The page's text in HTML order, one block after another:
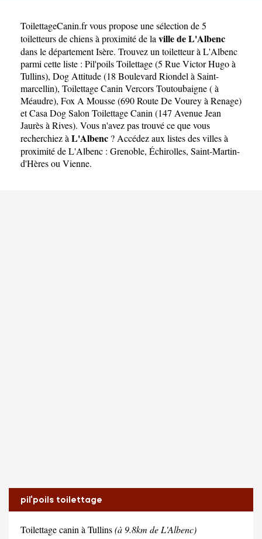
ToilettageCanin.frvous propose une sélection de 5
toiletteurs de chiens à proximité de la ville de L'Albenc
dans le départementIsère. Trouvez un toiletteur à L'Albenc
parmi cette liste : Pil'poils Toilettage (5 Rue Victor Hugo à
Tullins), Dog Attitude (18 Boulevard Riondel à Saint-
marcellin), Toilettage Canin Vercors Toutoubaigne ( à
Méaudre), Fox A Mousse (690 Route De Vourey à Renage)
etCasa Dog Salon Toilettage Canin (147 Avenue Jean
Jaurès à Rives). Vous n'avez pas trouvé ce que vous
recherchiez à L'Albenc ? Accédez aux listes des villes à
proximité de L'Albenc : Grenoble, Échirolles, Saint-Martin-
d'Hèresou Vienne.
pil'poils toilettage
Toilettage canin à Tullins(à 9.8km de L'Albenc)